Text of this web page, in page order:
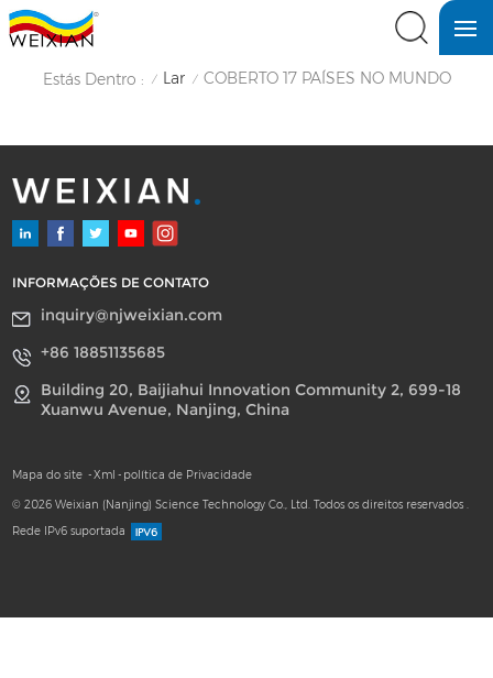
Estás Dentro : / Lar / COBERTO 17 PAÍSES NO MUNDO
INFORMAÇÕES DE CONTATO
inquiry@njweixian.com
+86 18851135685
Building 20, Baijiahui Innovation Community 2, 699-18
Xuanwu Avenue, Nanjing, China
Mapa do site - Xml - política de Privacidade
© 2026 Weixian (Nanjing) Science Technology Co., Ltd. Todos os direitos reservados .
Rede IPv6 suportada